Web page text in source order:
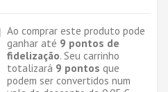
Ao comprar este produto pode
ganhar até 9 pontos de
fidelização. Seu carrinho
totalizará 9 pontos que
podem ser convertidos num